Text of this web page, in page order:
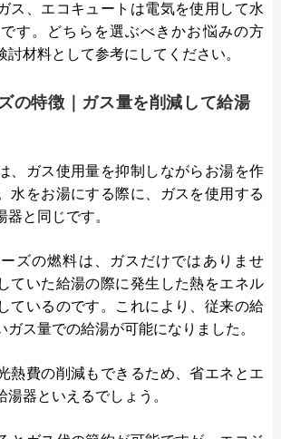
ス、エコキュートは電気を使用して水
す。どちらを選ぶべきかお悩みの方
討材料として参考にしてください。
の特徴｜ガス量を削減して給湯
、ガス使用量を抑制しながらお湯を作
水をお湯にする際に、ガスを使用する
器と同じです。
ズの燃料は、ガスだけではありませ
ていた給湯の際に発生した熱をエネル
ているのです。これにより、従来の給
ガス量での給湯が可能になりました。
熱費の削減もできるため、省エネとエ
湯器といえるでしょう。